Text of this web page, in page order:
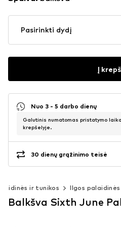
Pasirinkti dydį
Į
Nuo 3 - 5 darbo dienų
Galutinis numatomas pristatymo
krepšelyje.
30 dienų grąžinimo teisė
ir tunikos Ilgos palaidinės
Balkšva Sixth June